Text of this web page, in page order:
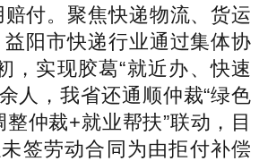
付。聚焦快递物流、货运
阳市快递行业通过集体协
，实现胶葛“就近办、快速
人，我省还通顺仲裁“绿色
仲裁+就业帮扶”联动，目
签劳动合同为由拒付补偿